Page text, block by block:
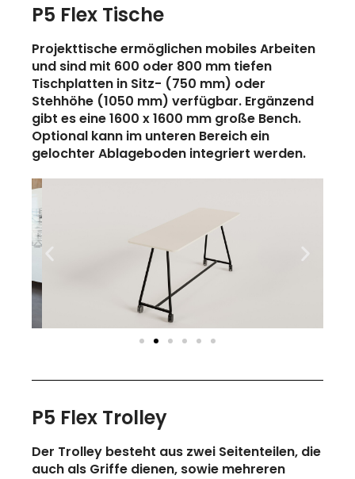
P5 Flex Tische
Projekttische ermöglichen mobiles Arbeiten
und sind mit 600 oder 800 mm tiefen
Tischplatten in Sitz- (750 mm) oder
Stehhöhe (1050 mm) verfügbar. Ergänzend
gibt es eine 1600 x 1600 mm große Bench.
Optional kann im unteren Bereich ein
gelochter Ablageboden integriert werden.
P5 Flex Trolley
Der Trolley besteht aus zwei Seitenteilen, die
auch als Griffe dienen, sowie mehreren